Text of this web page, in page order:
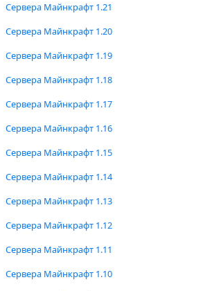
Сервера Майнкрафт 1.21
Сервера Майнкрафт 1.20
Сервера Майнкрафт 1.19
Сервера Майнкрафт 1.18
Сервера Майнкрафт 1.17
Сервера Майнкрафт 1.16
Сервера Майнкрафт 1.15
Сервера Майнкрафт 1.14
Сервера Майнкрафт 1.13
Сервера Майнкрафт 1.12
Сервера Майнкрафт 1.11
Сервера Майнкрафт 1.10